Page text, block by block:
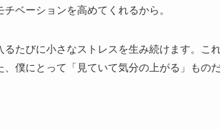
ベーションを高めてくれるから。
たびに小さなストレスを生み続けます。こ
僕にとって「見ていて気分の上がる」もの